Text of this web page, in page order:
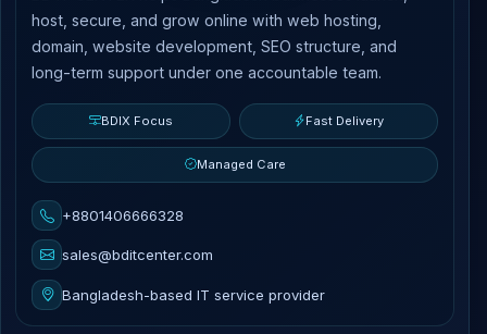
host, secure, and grow online with web hosting,
domain, website development, SEO structure, and
long-term support under one accountable team.
BDIX Focus Fast Delivery
Managed Care
+8801406666328
sales@bditcenter.com
Bangladesh-based IT service provider